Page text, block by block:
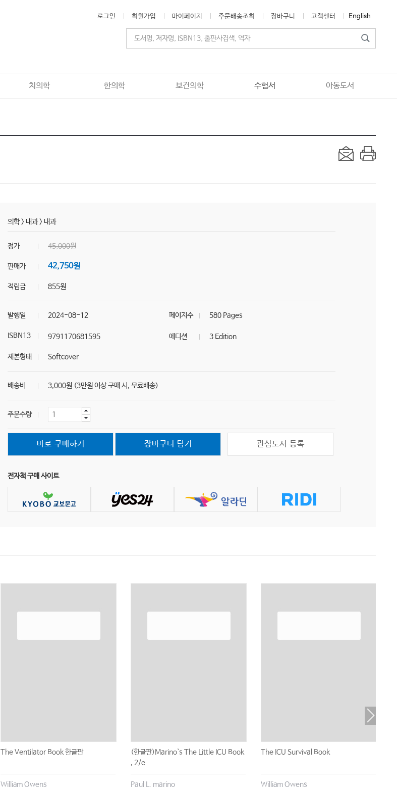
로그인 회원가입 마이페이지 주문배송조회 장바구니 고객센터 English
치의학 한의학 보건의학 수험서 아동도서
의학> 내과> 내과
정가 45,000원
판매가 42,750원
적립금 855원
발행일 2024-08-12 페이지수 580 Pages
ISBN13 9791170681595 에디션 3 Edition
제본형태 Softcover
배송비 3,000원 (3만원 이상 구매 시, 무료배송)
주문수량
바로 구매하기 장바구니 담기 관심도서 등록
전자책 구매 사이트
The Ventilator Book 한글판
William Owens
(한글판)Marino`s The Little ICU Book
, 2/e
Paul L. marino
The ICU Survival Book
William Owens